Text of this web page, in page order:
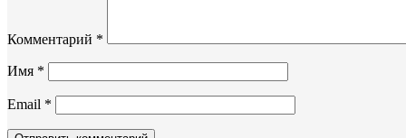
Комментарий *
Имя *
Email *